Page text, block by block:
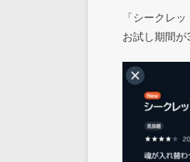
「シークレ
お試し期間が